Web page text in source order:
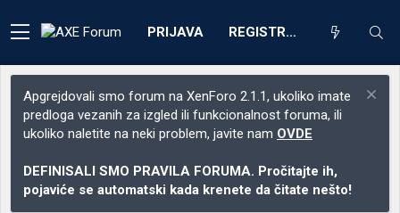
PRIJAVA REGISTRACIJA
Apgrejdovali smo forum na XenForo 2.1.1, ukoliko imate
predloga vezanih za izgled ili funkcionalnost foruma, ili
ukoliko naletite na neki problem, javite nam OVDE
DEFINISALI SMO PRAVILA FORUMA. Pročitajte ih,
pojaviće se automatski kada krenete da čitate nešto!